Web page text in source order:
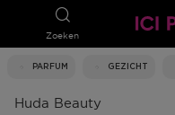
Zoeken
PARFUM GEZICHT
Huda Beauty